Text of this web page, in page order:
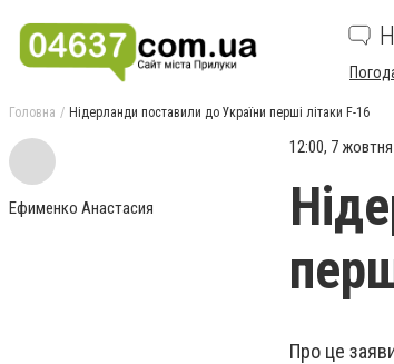
Головна Нідерланди поставили до України перші літаки F-16
Ефименко Анастасия
12:00, 7
Про це